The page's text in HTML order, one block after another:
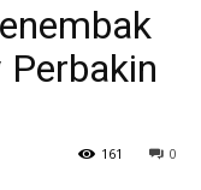
Perbakin
0
161